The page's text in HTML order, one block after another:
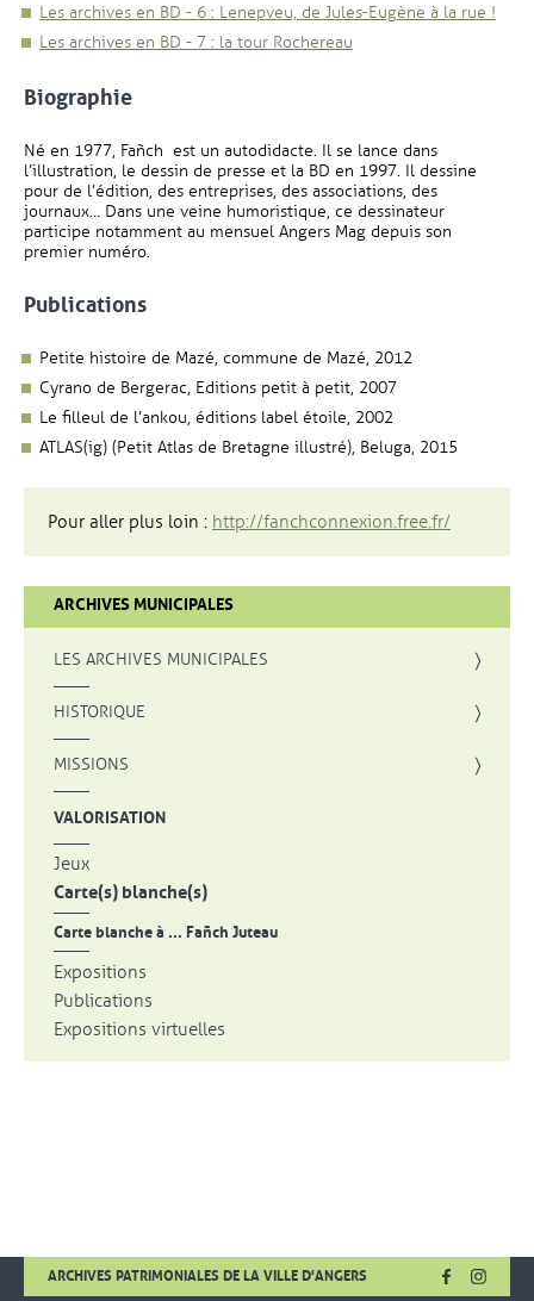
Les archives en BD - 6 : Lenepveu, de Jules-Eugène à la rue !
Les archives en BD - 7 : la tour Rochereau
Biographie
Né en 1977, Fañch est un autodidacte. Il se lance dans
l’illustration, le dessin de presse et la BD en 1997. Il dessine
pour de l’édition, des entreprises, des associations, des
journaux… Dans une veine humoristique, ce dessinateur
participe notamment au mensuel Angers Mag depuis son
premier numéro.
Publications
Petite histoire de Mazé, commune de Mazé, 2012
Cyrano de Bergerac, Editions petit à petit, 2007
Le filleul de l’ankou, éditions label étoile, 2002
ATLAS(ig) (Petit Atlas de Bretagne illustré), Beluga, 2015
Pour aller plus loin : http://fanchconnexion.free.fr/, Ouvre
ARCHIVES MUNICIPALES
LES ARCHIVES MUNICIPALES
HISTORIQUE
MISSIONS
VALORISATION
Jeux
Carte(s) blanche(s)
Carte blanche à ... Fañch Juteau
Expositions
Publications
Expositions virtuelles
ARCHIVES PATRIMONIALES DE LA VILLE D'ANGERS FACEBOOK
, OUVRE
,